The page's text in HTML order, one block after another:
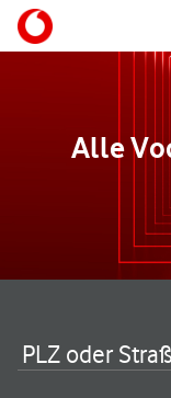
Skip to content
Alle
PLZ oder